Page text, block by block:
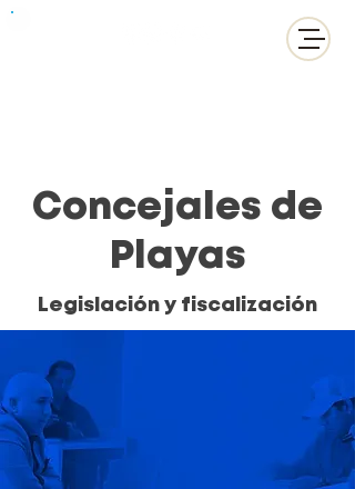
Concejales de
Playas
Legislación y fiscalización